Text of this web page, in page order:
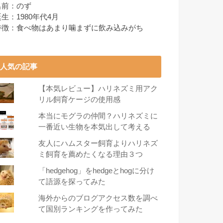
前：のず
：1980年代4月
徴：食べ物はあまり噛まずに飲み込みがち
人気の記事
【本気レビュー】ハリネズミ用アク
リル飼育ケージの使用感
本当にモグラの仲間？ハリネズミに
一番近い生物を本気出して考える
友人にハムスター飼育よりハリネズ
ミ飼育を薦めたくなる理由３つ
「hedgehog」をhedgeとhogに分け
て語源を探ってみた
海外からのブログアクセス数を調べ
て国別ランキングを作ってみた